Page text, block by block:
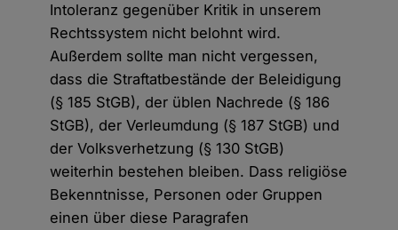
Intoleranz gegenüber Kritik in unserem
Rechtssystem nicht belohnt wird.
Außerdem sollte man nicht vergessen,
dass die Straftatbestände der Beleidigung
(§ 185 StGB), der üblen Nachrede (§ 186
StGB), der Verleumdung (§ 187 StGB) und
der Volksverhetzung (§ 130 StGB)
weiterhin bestehen bleiben. Dass religiöse
Bekenntnisse, Personen oder Gruppen
einen über diese Paragrafen